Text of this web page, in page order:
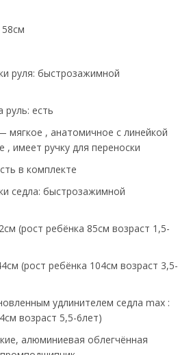
руля: быстрозажимной
руль: есть
мягкое , анатомичное с линейкой
, имеет ручку для переноски
в комплекте
седла: быстрозажимной
(рост ребёнка 85см возраст 1,5-
(рост ребёнка 104см возраст 3,5-
удлинителем седла max :
возраст 5,5-6лет)
алюминиевая облегчённая